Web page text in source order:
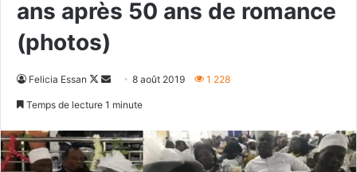
ans après 50 ans de romance
(photos)
Felicia Essan
Follow
Envoyer8 août 2019 1 228
Temps de lecture 1 minute